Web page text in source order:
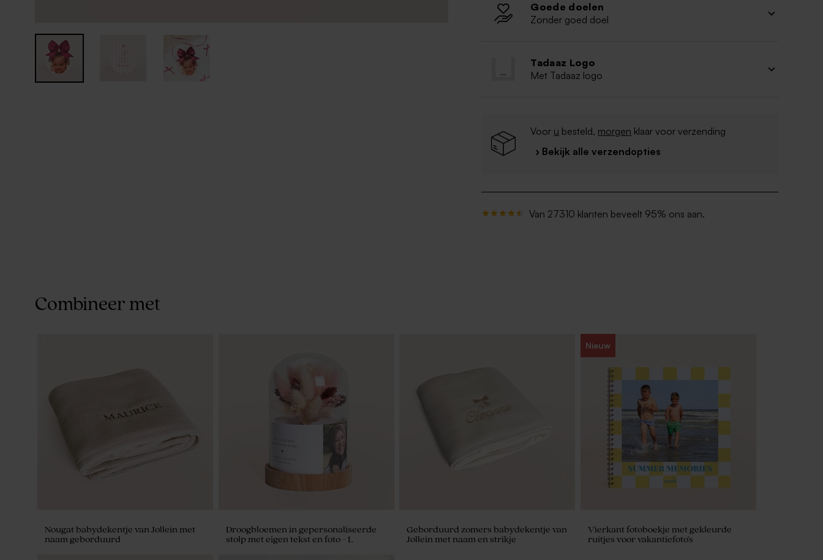
Goede doelen
Zonder goed doel
Tadaaz Logo
Met Tadaaz logo
Voor u besteld, morgen klaar voor verzending
› Bekijk alle verzendopties
Van 27310 klanten beveelt 95% ons aan.
Combineer met
Nougat babydekentje van Jollein met
naam geborduurd
Droogbloemen in gepersonaliseerde
stolp met eigen tekst en foto - L
Geborduurd zomers babydekentje van
Jollein met naam en strikje
Nieuw
Vierkant fotoboekje met gekleurde
ruitjes voor vakantiefoto's